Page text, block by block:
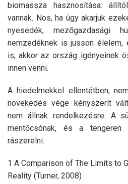
biomassza hasznosítása:
vannak. Nos, ha úgy akarjuk
nyesedék, mezőgazdasági
nemzedéknek is jusson
is, akkor az ország igényeinek
innen venni.
A hiedelmekkel ellentétben,
növekedés vége kényszerít
nem állnak rendelkezésre. A
mentőcsónak, és a
rászerelni.
1 A Comparison of The Limits to
Reality (Turner, 2008)